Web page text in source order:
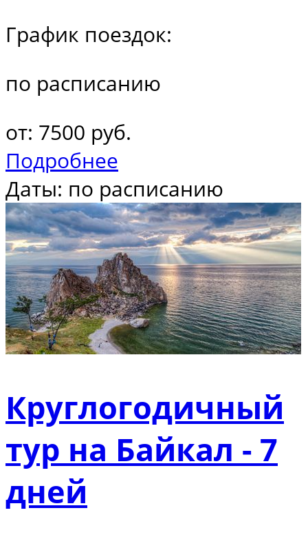
График поездок:
по расписанию
от: 7500 руб.
Подробнее
Даты: по расписанию
Круглогодичный
тур на Байкал - 7
дней